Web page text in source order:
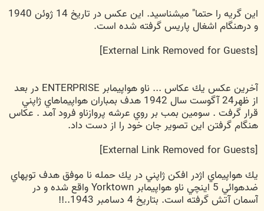
اين گريه را حتما" ميشناسيد. اين عكس در تاريخ 14 ژوئن 1940
و درهنگام اشغال پاريس گرفته شده است.
آخرين عكس يك عكاس ... ناو هواپيمابر ENTERPRISE در بعد
از ظهر24 آگوست سال 1942 هدف بمباران هواپيماهاي ژاپني
قرار گرفت . سومين بمب بر روي عرشه پروازناو فرود آمد . عكاس
هنگام گرفتن اين تصوير جان خود را از دست داد.
يك هواپيماي اژدر افكن ژاپني در يك حمله نا موفق هدف توپهاي
ضدهوائي 5 اينچي ناو هواپيمابر Yorktown واقع شده و در
آسمان آتش گرفته است. بتاريخ 4 دسامبر 1943..!!